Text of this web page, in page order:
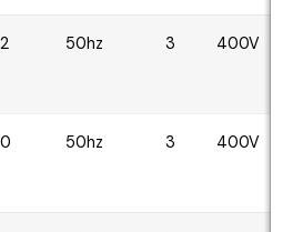
50hz 3 400V
50hz 3 400V